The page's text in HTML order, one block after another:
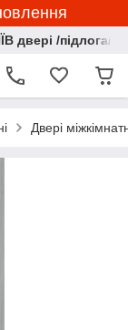
/підлога/
Двері